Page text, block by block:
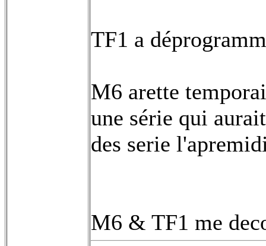
TF1 a
M6 arette
une série qui
des serie
M6 & TF1 me